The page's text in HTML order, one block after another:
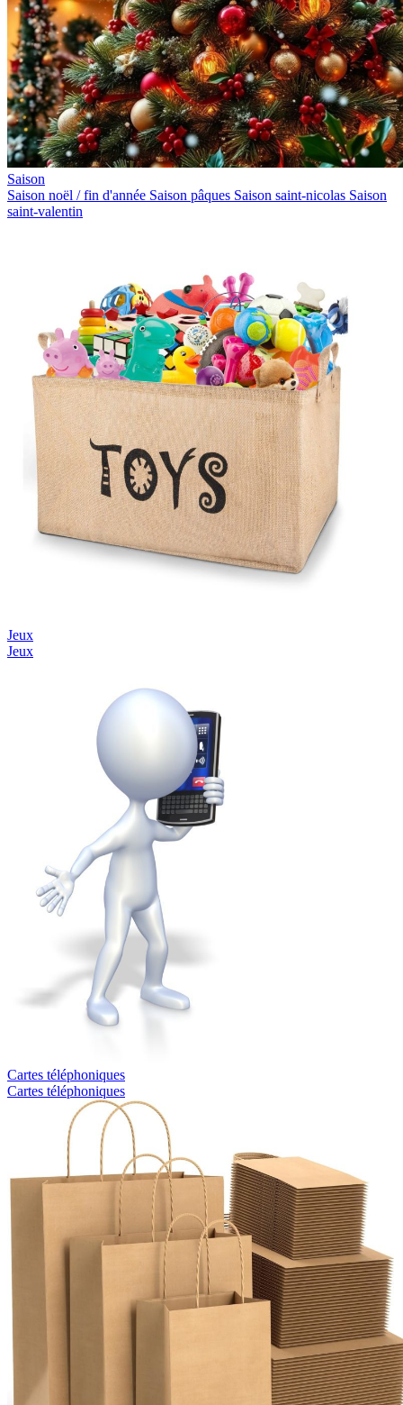
Saison
Saison noël / fin d'année Saison pâques Saison saint-nicolas Saison
saint-valentin
Jeux
Jeux
Cartes téléphoniques
Cartes téléphoniques